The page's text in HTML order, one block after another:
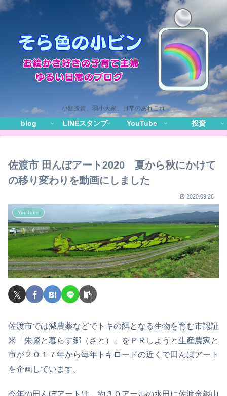
小額投資、弱小大家、日常のあれこれ
blog LINEスタンプ YouTube 投資
佐渡市 田んぼアート2020 夏から秋にかけて
の移り変わりを動画にしました
2020.09.26
YouTube
佐渡市では減農薬などでトキの餌となる生物を育む市認証
米「朱鷺と暮らす郷（さと）」をＰＲしようと生産農家と
市が２０１７年から毎年トキロードの近くで田んぼアート
を企画しています。